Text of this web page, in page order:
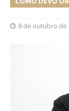
8 de outubro de